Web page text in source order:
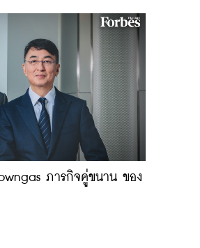
ภารกิจคู่ขนาน ของ